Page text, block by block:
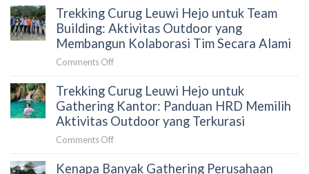
HRD
HRD
Sebelum
Memilih
Aktivitas
di
Sentul
Goa
Garunggang
untuk
Team
Building
yang
Menghubungkan
Secara
Trekking Curug Leuwi Hejo untuk Team
Building: Aktivitas Outdoor yang
Membangun Kolaborasi Tim Secara Alami
Comments Offon
Curug
Leuwi
Hejo
Aktivitas
Trekking Curug Leuwi Hejo untuk
Gathering Kantor: Panduan HRD Memilih
Aktivitas Outdoor yang Terkurasi
Comments Offon
Curug
Kenapa Banyak Gathering Perusahaan